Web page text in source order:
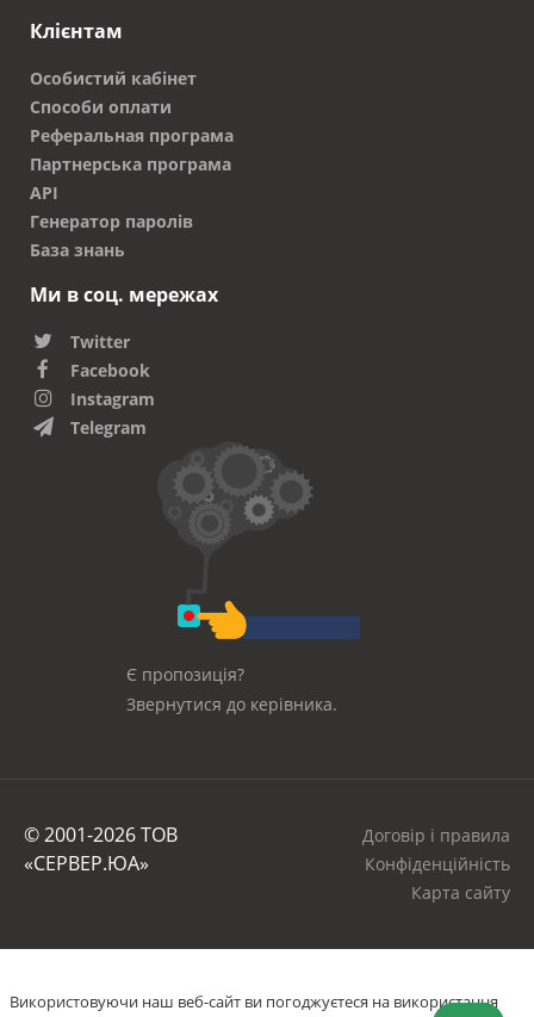
до фахівців компанії RX-NAME гарантується
надійність і безпеку ресурсу. Впізнаваність
адресного простору збільшує відвідуваність
сайту і його популярність серед клієнтів.
Клієнтам
Особистий кабінет
Способи оплати
Реферальная програма
Партнерська програма
API
Генератор паролів
База знань
Ми в соц. мережах
Twitter
Facebook
Instagram
Telegram
Є пропозиція?
Звернутися до керівника.
© 2001-2026 ТОВ
«СЕРВЕР.ЮА»
Договір і правила
Конфіденційність
Карта сайту
Використовуючи наш веб-сайт ви погоджуєтеся на використання